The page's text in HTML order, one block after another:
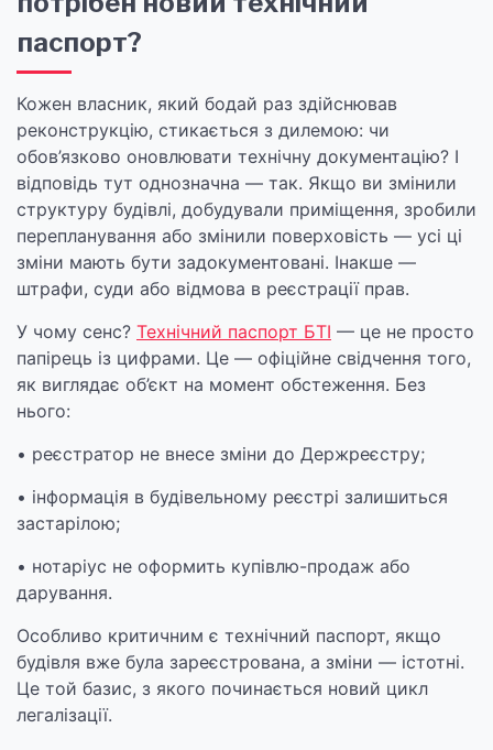
паспорт?
Кожен власник, який бодай раз здійснював
реконструкцію, стикається з дилемою: чи
обов’язково оновлювати технічну документацію? І
відповідь тут однозначна — так. Якщо ви змінили
структуру будівлі, добудували приміщення, зробили
перепланування або змінили поверховість — усі ці
зміни мають бути задокументовані. Інакше —
штрафи, суди або відмова в реєстрації прав.
У чому сенс? Технічний паспорт БТІ — це не просто
папірець із цифрами. Це — офіційне свідчення того,
як виглядає об’єкт на момент обстеження. Без
нього:
• реєстратор не внесе зміни до Держреєстру;
• інформація в будівельному реєстрі залишиться
застарілою;
• нотаріус не оформить купівлю-продаж або
дарування.
Особливо критичним є технічний паспорт, якщо
будівля вже була зареєстрована, а зміни — істотні.
Це той базис, з якого починається новий цикл
легалізації.